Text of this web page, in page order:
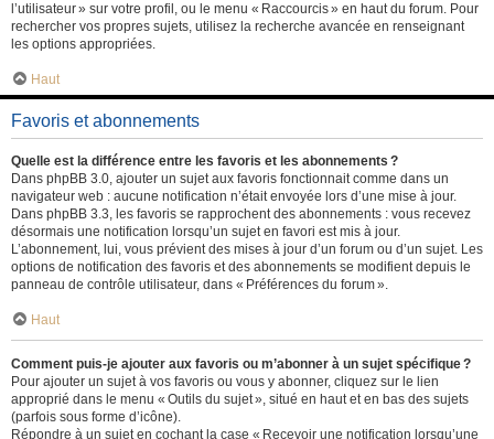
l’utilisateur » sur votre profil, ou le menu « Raccourcis » en haut du forum. Pour
rechercher vos propres sujets, utilisez la recherche avancée en renseignant
les options appropriées.
Haut
Favoris et abonnements
Quelle est la différence entre les favoris et les abonnements ?
Dans phpBB 3.0, ajouter un sujet aux favoris fonctionnait comme dans un
navigateur web : aucune notification n’était envoyée lors d’une mise à jour.
Dans phpBB 3.3, les favoris se rapprochent des abonnements : vous recevez
désormais une notification lorsqu’un sujet en favori est mis à jour.
L’abonnement, lui, vous prévient des mises à jour d’un forum ou d’un sujet. Les
options de notification des favoris et des abonnements se modifient depuis le
panneau de contrôle utilisateur, dans « Préférences du forum ».
Haut
Comment puis-je ajouter aux favoris ou m’abonner à un sujet spécifique ?
Pour ajouter un sujet à vos favoris ou vous y abonner, cliquez sur le lien
approprié dans le menu « Outils du sujet », situé en haut et en bas des sujets
(parfois sous forme d’icône).
Répondre à un sujet en cochant la case « Recevoir une notification lorsqu’une